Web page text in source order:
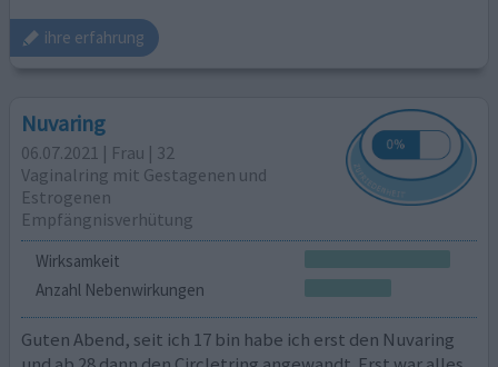
ihre erfahrung
Nuvaring
06.07.2021 | Frau | 32
Vaginalring mit Gestagenen und
Estrogenen
Empfängnisverhütung
Wirksamkeit
Anzahl Nebenwirkungen
Guten Abend, seit ich 17 bin habe ich erst den Nuvaring